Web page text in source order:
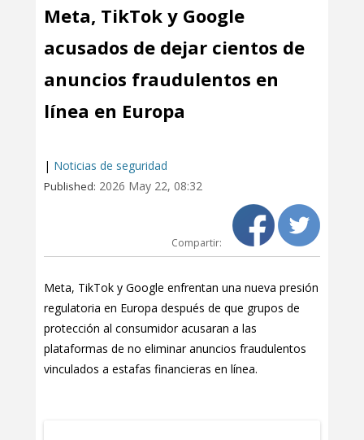
Meta, TikTok y Google
acusados de dejar cientos de
anuncios fraudulentos en
línea en Europa
| Noticias de seguridad
Published: 2026 May 22, 08:32
Compartir:
Meta, TikTok y Google enfrentan una nueva presión
regulatoria en Europa después de que grupos de
protección al consumidor acusaran a las
plataformas de no eliminar anuncios fraudulentos
vinculados a estafas financieras en línea.